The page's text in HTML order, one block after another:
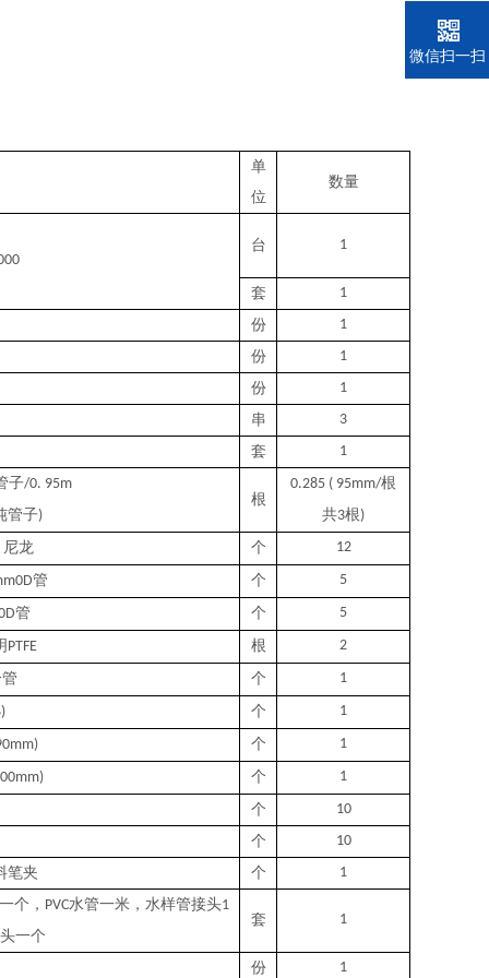
单
位
数量
台 1
套
1
份
1
份
1
份
1
串
3
套
1
子/0. 95m
管子)
根
0.285 ( 95mm/根
共3根)
尼龙
个 12
管 个 5
管 个
5
PTFE 根
2
个
1
) 个 1
个 1
个
1
个
10
个
10
笔夹
个
1
个， PVC水管一米，水样管接头1
一个
套 1
份
1
电话
微信扫一扫